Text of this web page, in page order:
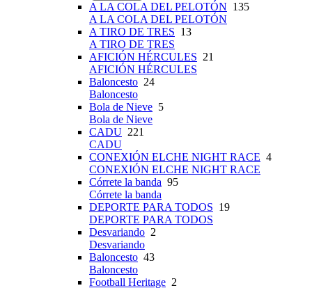
A LA COLA DEL PELOTÓN 135
A LA COLA DEL PELOTÓN
A TIRO DE TRES 13
A TIRO DE TRES
AFICIÓN HÉRCULES 21
AFICIÓN HÉRCULES
Baloncesto 24
Baloncesto
Bola de Nieve 5
Bola de Nieve
CADU 221
CADU
CONEXIÓN ELCHE NIGHT RACE 4
CONEXIÓN ELCHE NIGHT RACE
Córrete la banda 95
Córrete la banda
DEPORTE PARA TODOS 19
DEPORTE PARA TODOS
Desvariando 2
Desvariando
Baloncesto 43
Baloncesto
Football Heritage 2